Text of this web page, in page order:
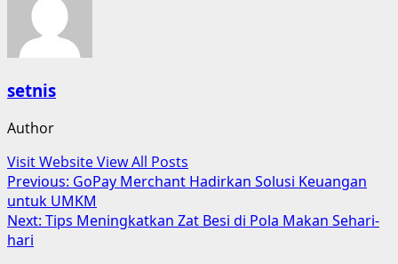
setnis
Author
Visit WebsiteView All Posts
Post
navigation
Previous: GoPay Merchant Hadirkan Solusi Keuangan
untuk UMKM
Next: Tips Meningkatkan Zat Besi di Pola Makan Sehari-
hari